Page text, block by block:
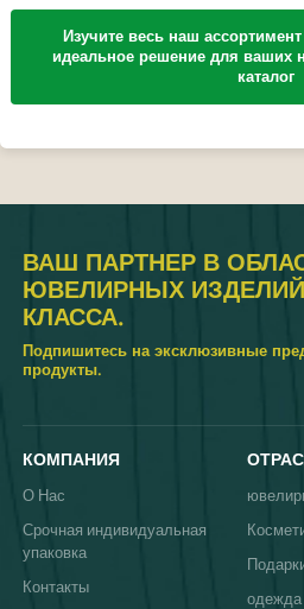
Изучите весь наш
идеальное решение для ваших
каталог
ВАШ ПАРТНЕР В
ЮВЕЛИРНЫХ
КЛАССА.
Подпишитесь на эксклюзивные
продукты.
КОМПАНИЯ
О Нас
Срочная индивидуальная
упаковка
Контакты
одежда